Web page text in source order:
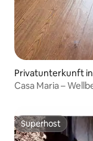
Privatunterkunft
Casa Maria –
Superhost
Superhost